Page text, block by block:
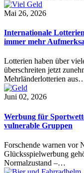
Mai 26, 2026
Internationale
immer mehr
Lotterien haben über
überschreiten jetzt
Mehrländerlotterien
Juni 02, 2026
Werbung für
vulnerable Gruppen
Forschende warnen vor
Glücksspielwerbung
Normalzustand –…